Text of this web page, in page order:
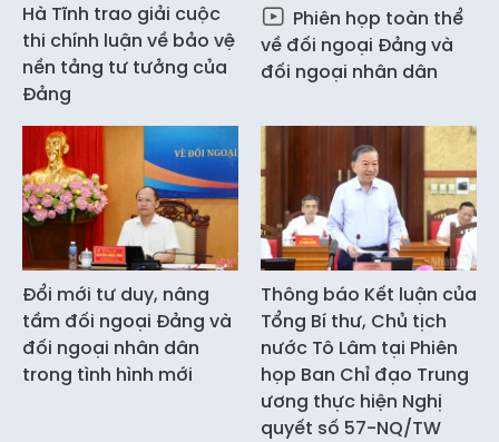
Hà Tĩnh trao giải cuộc
thi chính luận về bảo vệ
nền tảng tư tưởng của
Đảng
Phiên họp toàn thể
về đối ngoại Đảng và
đối ngoại nhân dân
Đổi mới tư duy, nâng
tầm đối ngoại Đảng và
đối ngoại nhân dân
trong tình hình mới
Thông báo Kết luận của
Tổng Bí thư, Chủ tịch
nước Tô Lâm tại Phiên
họp Ban Chỉ đạo Trung
ương thực hiện Nghị
quyết số 57-NQ/TW